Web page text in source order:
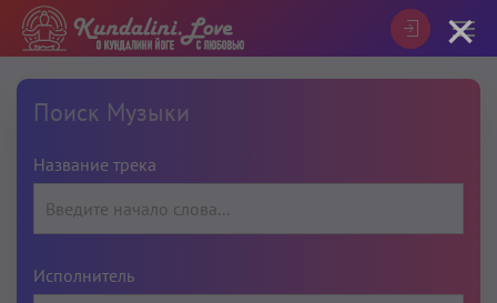
Поиск Музыки
Название трека
Исполнитель
×